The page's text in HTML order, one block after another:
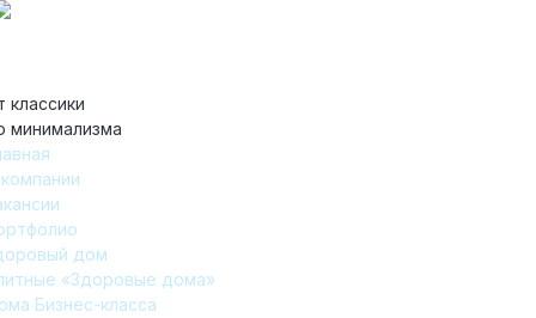
классики
минимализма
дом
«Здоровые дома»
Бизнес-класса